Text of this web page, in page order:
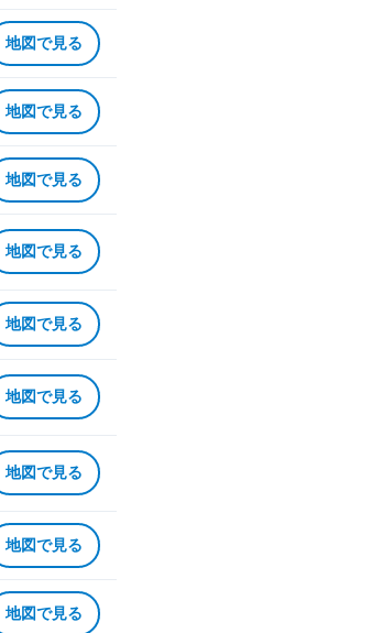
地図で見る
地図で見る
地図で見る
地図で見る
地図で見る
地図で見る
地図で見る
地図で見る
地図で見る